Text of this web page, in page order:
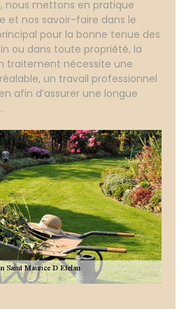
nous mettons en pratique
et nos savoir-faire dans le
pour la bonne tenue des
ou dans toute propriété, la
traitement nécessite une
un travail professionnel
afin d’assurer une longue